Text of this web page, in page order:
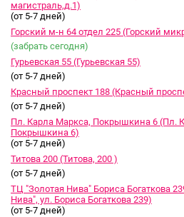
магистраль,д.1)
(от 5-7 дней)
Горский м-н 64 отдел 225 (Горский
(забрать сегодня)
Гурьевская 55 (Гурьевская 55)
(от 5-7 дней)
Красный проспект 188 (Красный
(от 5-7 дней)
Пл. Карла Маркса, Покрышкина 6 (Пл.
Покрышкина 6)
(от 5-7 дней)
Титова 200 (Титова, 200 )
(от 5-7 дней)
ТЦ "Золотая Нива" Бориса Богаткова
Нива", ул. Бориса Богаткова 239)
(от 5-7 дней)